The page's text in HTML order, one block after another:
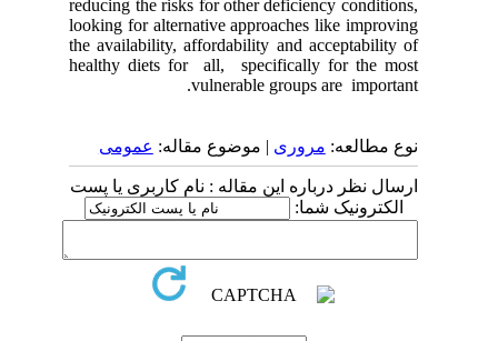
reducing the risks for other deficiency conditions,
looking for alternative approaches like improving
the availability, affordability and acceptability of
healthy diets for all, specifically for the most
vulnerable groups are important.
نوع مطالعه:مروری| موضوع مقاله:عمومى
ارسال نظر درباره این مقاله : نام کاربری یا پست
الکترونیک شما: